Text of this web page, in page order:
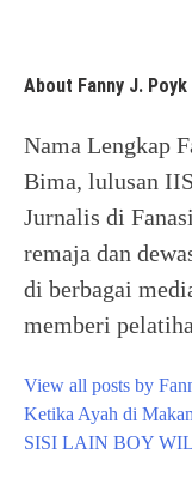
About Fanny J. Poyk
Nama Lengkap
Bima, lulusan
Jurnalis di
remaja dan
di berbagai
memberi
View all posts by
Post
navigation
Ketika Ayah di
SISI LAIN BOY